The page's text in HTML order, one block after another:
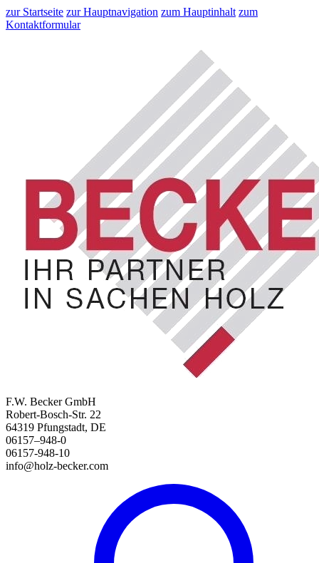
zur Startseite zur Hauptnavigation zum Hauptinhalt zum
Kontaktformular
F.W. Becker GmbH
Robert-Bosch-Str. 22
64319 Pfungstadt, DE
06157–948-0
06157-948-10
info@holz-becker.com